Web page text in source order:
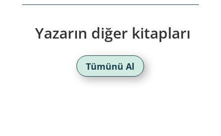
Yazarın diğer kitapları
Tümünü Al